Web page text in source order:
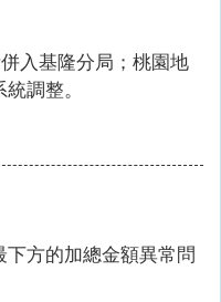
入基隆分局；桃園地
調整。
方的加總金額異常問